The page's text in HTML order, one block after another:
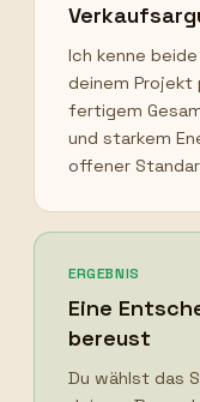
Ich kenne
deinem
fertigem
und starkem
offener
ERGEBNIS
Eine
bereust
Du wählst das